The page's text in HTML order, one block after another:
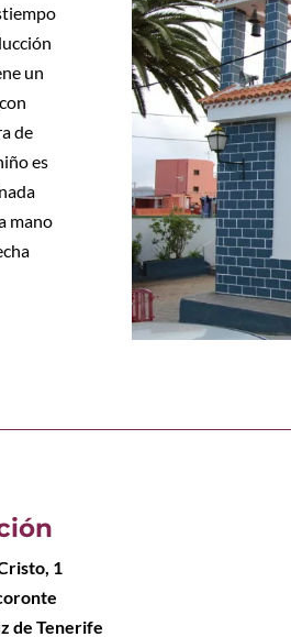
un
de
es
mano
1
de Tenerife